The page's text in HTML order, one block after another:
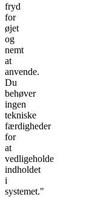
fryd
for
øjet
og
nemt
at
anvende.
Du
behøver
ingen
tekniske
færdigheder
for
at
vedligeholde
indholdet
i
systemet."